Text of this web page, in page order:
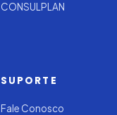
CONSULPLAN
SUPORTE
Fale Conosco